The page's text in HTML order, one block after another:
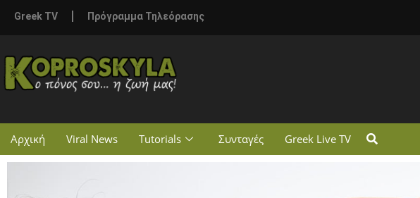
Greek TV Πρόγραμμα Τηλεόρασης
Αρχική Viral News Tutorials Συνταγές Greek Live TV